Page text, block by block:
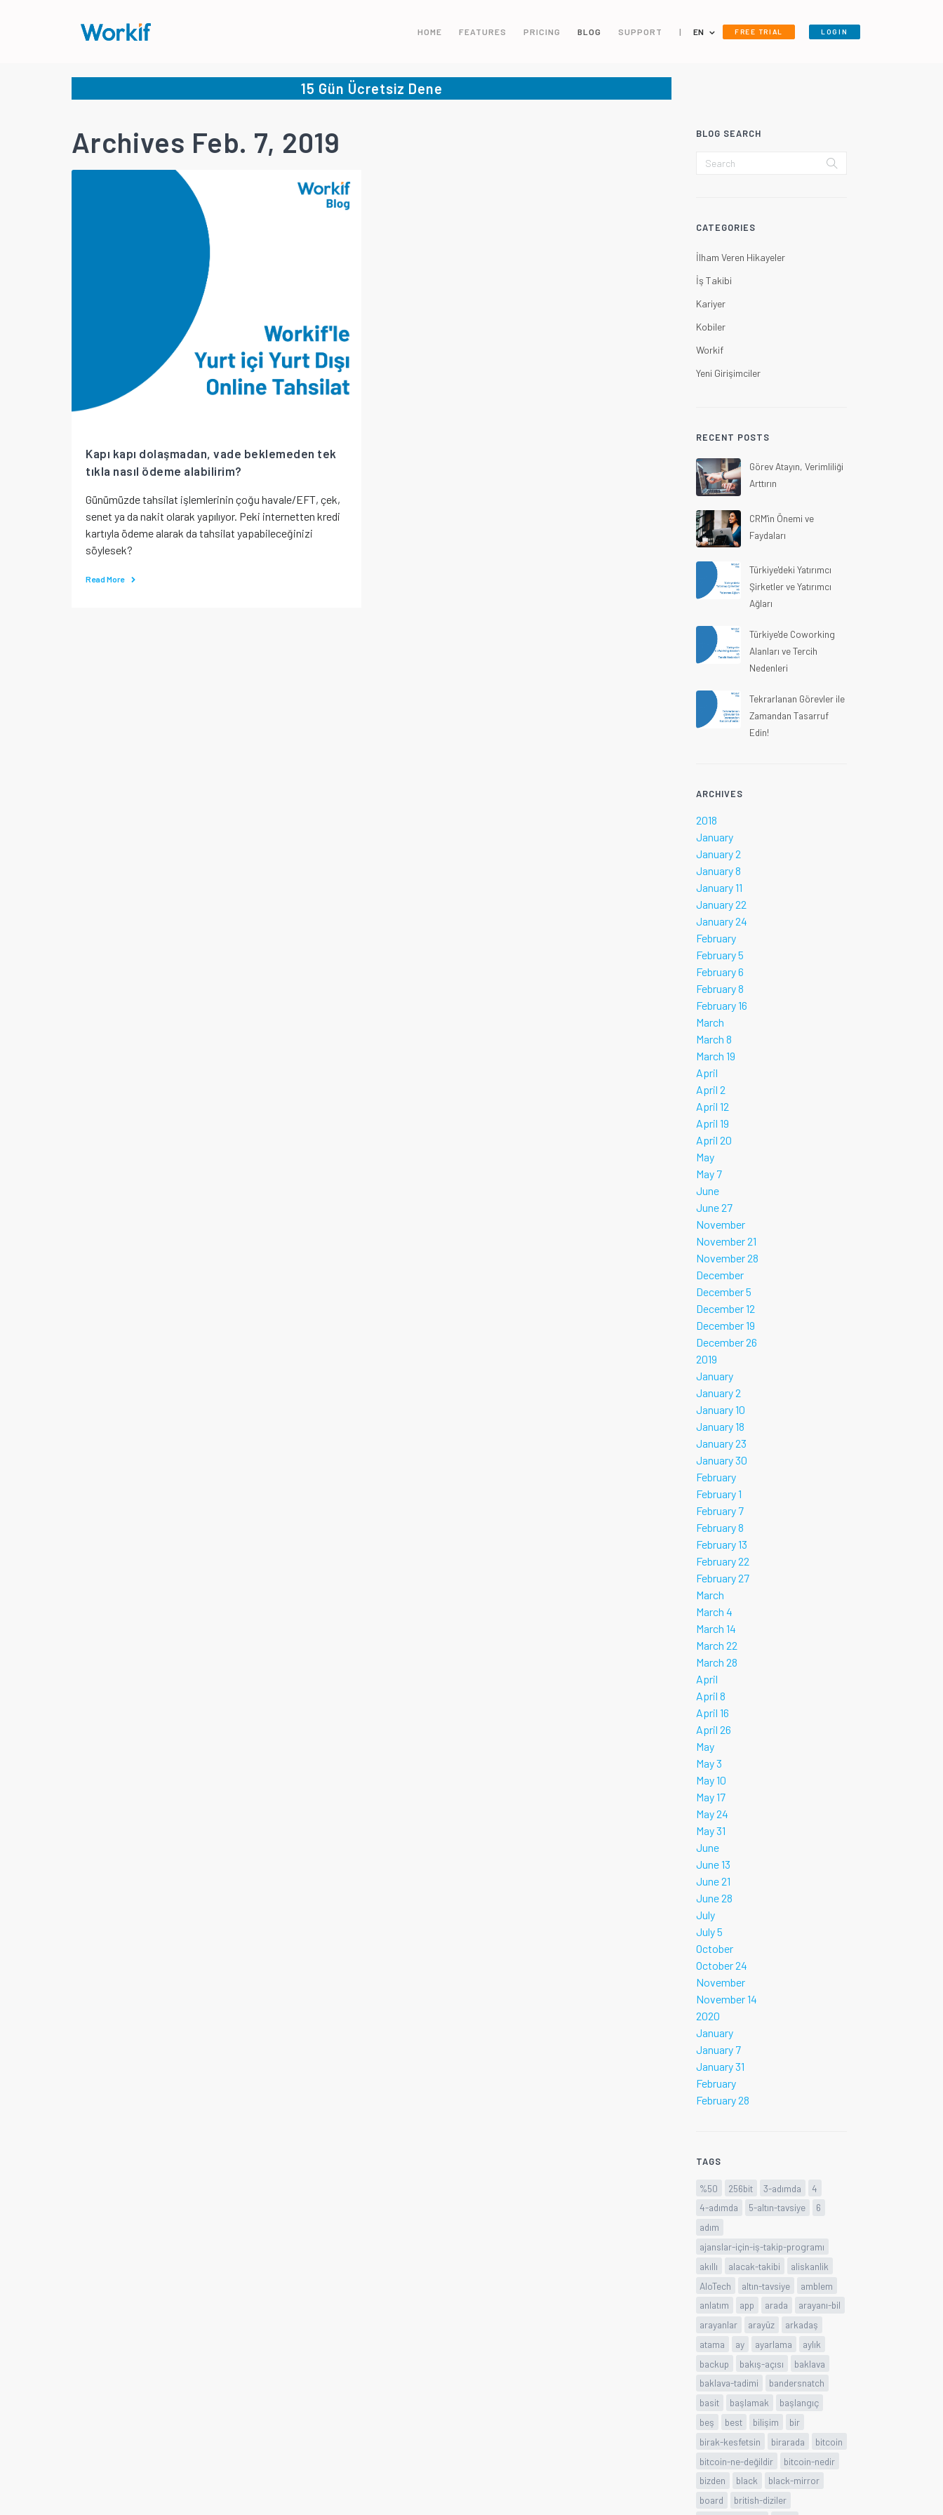
HOME FEATURES PRICING BLOG SUPPORT | EN FREE TRIAL LOGIN
15 Gün Ücretsiz Dene
Archives Feb. 7, 2019
Kapı kapı dolaşmadan, vade beklemeden tek
tıkla nasıl ödeme alabilirim?
Günümüzde tahsilat işlemlerinin çoğu havale/EFT, çek,
senet ya da nakit olarak yapılıyor. Peki internetten kredi
kartıyla ödeme alarak da tahsilat yapabileceğinizi
söylesek?
Read More
BLOG SEARCH
CATEGORIES
İlham Veren Hikayeler
İş Takibi
Kariyer
Kobiler
Workif
Yeni Girişimciler
RECENT POSTS
Görev Atayın, Verimliliği
Arttırın
CRM'in Önemi ve
Faydaları
Türkiye'deki Yatırımcı
Şirketler ve Yatırımcı
Ağları
Türkiye'de Coworking
Alanları ve Tercih
Nedenleri
Tekrarlanan Görevler ile
Zamandan Tasarruf
Edin!
ARCHIVES
2018
January
January 2
January 8
January 11
January 22
January 24
February
February 5
February 6
February 8
February 16
March
March 8
March 19
April
April 2
April 12
April 19
April 20
May
May 7
June
June 27
November
November 21
November 28
December
December 5
December 12
December 19
December 26
2019
January
January 2
January 10
January 18
January 23
January 30
February
February 1
February 7
February 8
February 13
February 22
February 27
March
March 4
March 14
March 22
March 28
April
April 8
April 16
April 26
May
May 3
May 10
May 17
May 24
May 31
June
June 13
June 21
June 28
July
July 5
October
October 24
November
November 14
2020
January
January 7
January 31
February
February 28
TAGS
%50 256bit 3-adımda
4
4-adımda
5-altın-tavsiye
6
adım
ajanslar-için-iş-takip-programı
akıllı
alacak-takibi
aliskanlik
AloTech
altın-tavsiye
amblem
anlatım
app arada
arayanı-bil
arayanlar
arayüz
arkadaş
atama
ay ayarlama
aylık
backup
bakış-açısı
baklava
baklava-tadimi
bandersnatch
basit
başlamak
başlangıç
beş
best bilişim
bir
birak-kesfetsin
birarada
bitcoin
bitcoin-ne-değildir
bitcoin-nedir
bizden
black
black-mirror
board
british-diziler